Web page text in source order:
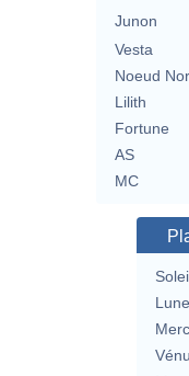
Junon
Vesta
Noeud
Lilith
Fortune
AS
MC
Lune